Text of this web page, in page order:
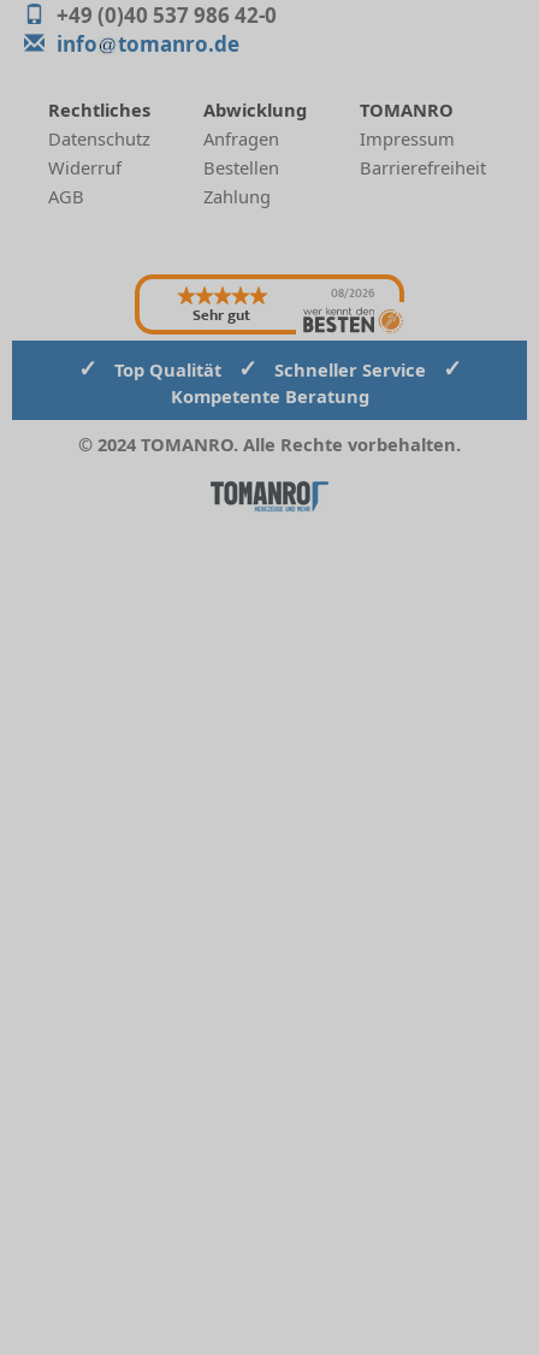
+49 (0)40 537 986 42-0
info
tomanro.de
Rechtliches
Datenschutz
Widerruf
AGB
Abwicklung
Anfragen
Bestellen
Zahlung
TOMANRO
Impressum
Barrierefreiheit
Sehr gut
08/2026
✓ Top Qualität ✓ Schneller Service ✓
Kompetente Beratung
© 2024 TOMANRO. Alle Rechte vorbehalten.